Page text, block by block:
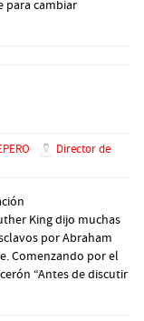
para cambiar
Director de
King dijo muchas
por Abraham
Comenzando por el
“Antes de discutir